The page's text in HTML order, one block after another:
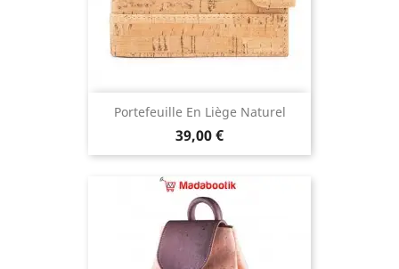
Portefeuille En Liège Naturel
Prix
39,00 €